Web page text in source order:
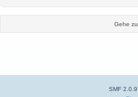
Gehe
SMF 2.0.9